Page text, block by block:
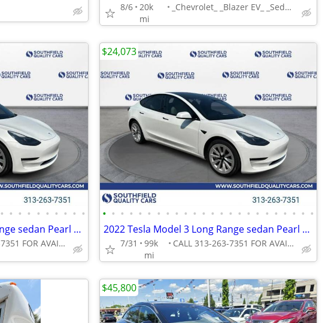
8/6 20k
mi
_Chevrolet_ _Blazer EV_ _Sedan_
• • • • • • • • • •
2022 Tesla Model 3 Long Range sedan Pearl White Multi-Coat
CALL 313-263-7351 FOR AVAILABILITY
• • • • • • • • • • • • • • • • • • • • • • • •
2022 Tesla Model 3 Long Range sedan Pearl White Multi-Coat
7/31
99k
mi
CALL 313-263-7351 FOR AVAILABILITY
$24,073
$45,800